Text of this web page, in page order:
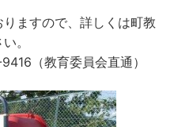
ますので、詳しくは町教
。
（教育委員会直通）